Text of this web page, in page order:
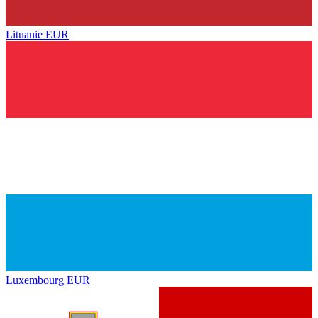
Lituanie EUR
Luxembourg EUR